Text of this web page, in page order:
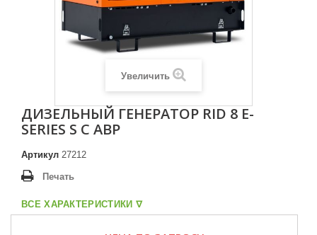
Увеличить
ДИЗЕЛЬНЫЙ ГЕНЕРАТОР RID 8 E-
SERIES S С АВР
Артикул 27212
Печать
ВСЕ ХАРАКТЕРИСТИКИ ᐁ